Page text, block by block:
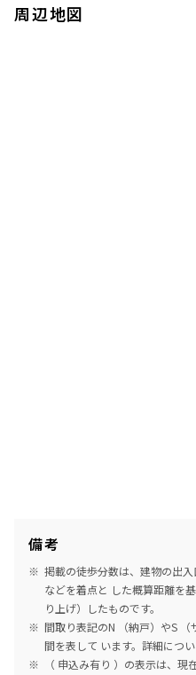
周辺地図
備考
掲載の徒歩分数は、建物の出
などを着点と した概算距離を
り上げ）したものです。
間取り表記のN （納戸）やS
間を表して います。詳細につ
（ 申込み有り ）の表示は、